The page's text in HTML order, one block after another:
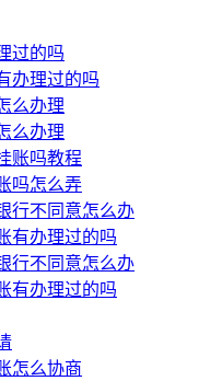
过的吗
办理过的吗
么办理
么办理
账吗教程
吗怎么弄
行不同意怎么办
有办理过的吗
行不同意怎么办
有办理过的吗
怎么协商